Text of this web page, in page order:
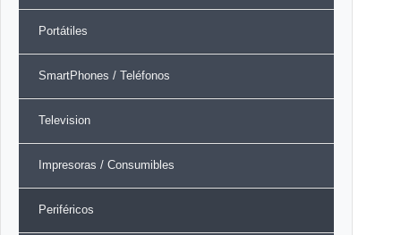
Portátiles
SmartPhones / Teléfonos
Television
Impresoras / Consumibles
Periféricos